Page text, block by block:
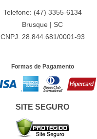
Telefone: (47) 3355-6134
Brusque | SC
CNPJ: 28.844.681/0001-93
Formas de Pagamento
SITE SEGURO